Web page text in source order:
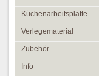
Küchenarbeitsplatte
Verlegematerial
Zubehör
Info